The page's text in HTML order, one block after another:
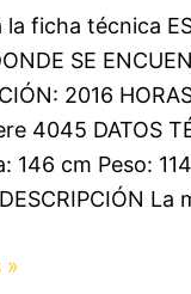
la ficha técnica
SE
2016
4045 DATOS
146 cm Peso:
»